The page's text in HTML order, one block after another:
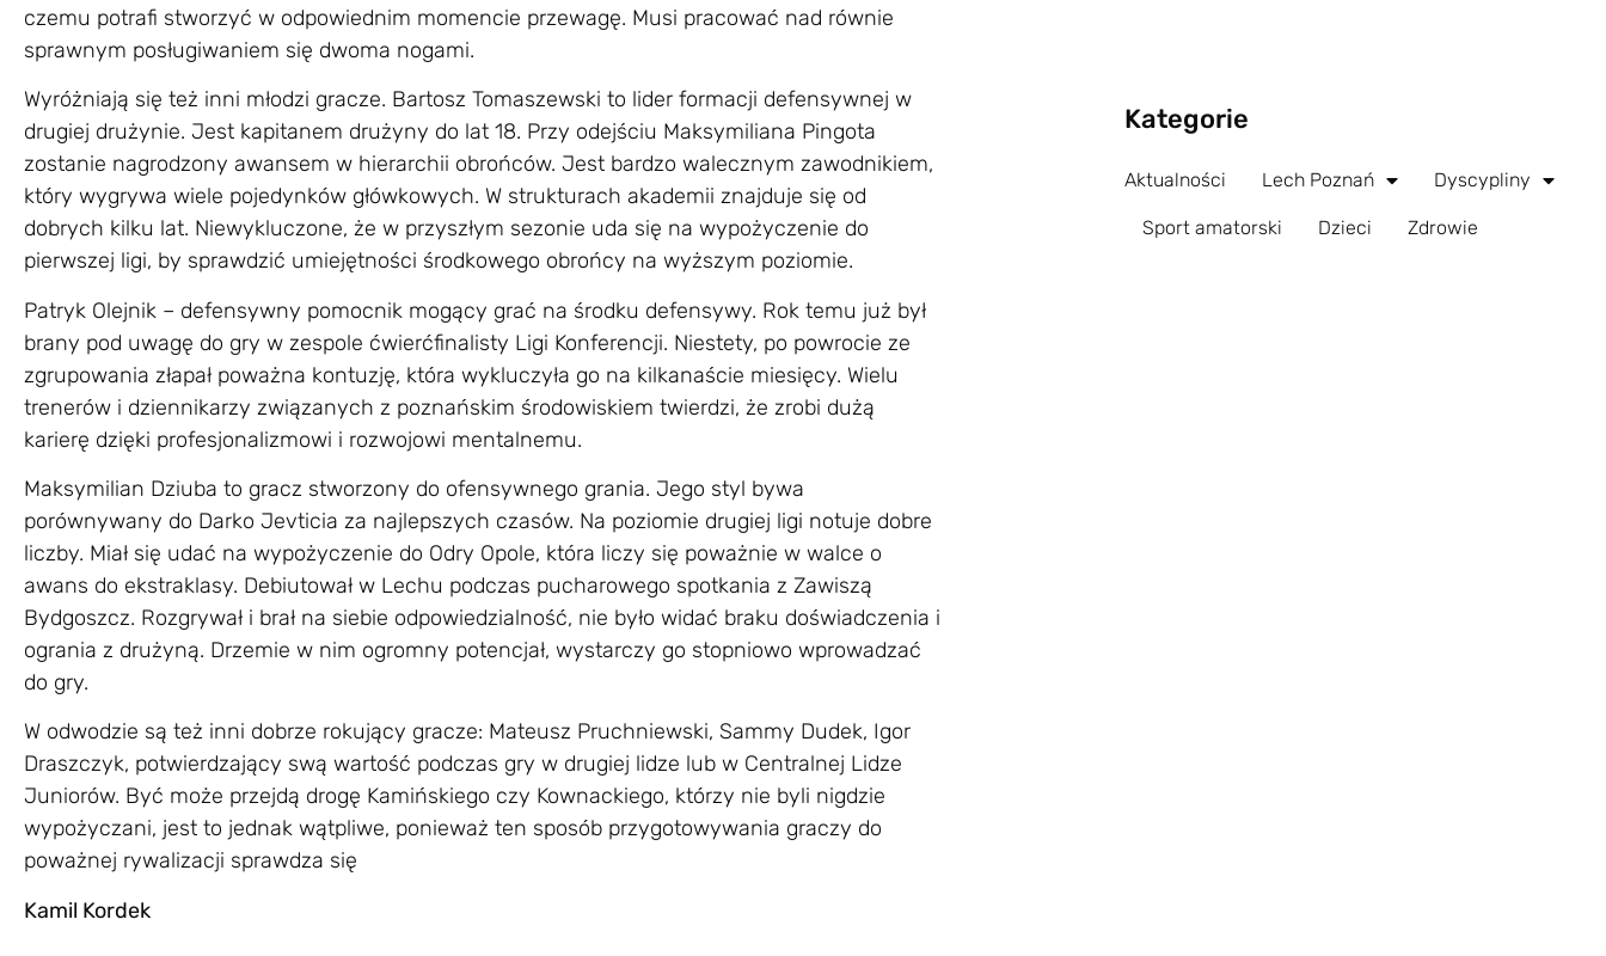
czemu potrafi stworzyć w odpowiednim momencie przewagę. Musi pracować nad równie
sprawnym posługiwaniem się dwoma nogami.
Wyróżniają się też inni młodzi gracze. Bartosz Tomaszewski to lider formacji defensywnej w
drugiej drużynie. Jest kapitanem drużyny do lat 18. Przy odejściu Maksymiliana Pingota
zostanie nagrodzony awansem w hierarchii obrońców. Jest bardzo walecznym zawodnikiem,
który wygrywa wiele pojedynków główkowych. W strukturach akademii znajduje się od
dobrych kilku lat. Niewykluczone, że w przyszłym sezonie uda się na wypożyczenie do
pierwszej ligi, by sprawdzić umiejętności środkowego obrońcy na wyższym poziomie.
Patryk Olejnik – defensywny pomocnik mogący grać na środku defensywy. Rok temu już był
brany pod uwagę do gry w zespole ćwierćfinalisty Ligi Konferencji. Niestety, po powrocie ze
zgrupowania złapał poważna kontuzję, która wykluczyła go na kilkanaście miesięcy. Wielu
trenerów i dziennikarzy związanych z poznańskim środowiskiem twierdzi, że zrobi dużą
karierę dzięki profesjonalizmowi i rozwojowi mentalnemu.
Maksymilian Dziuba to gracz stworzony do ofensywnego grania. Jego styl bywa
porównywany do Darko Jevticia za najlepszych czasów. Na poziomie drugiej ligi notuje dobre
liczby. Miał się udać na wypożyczenie do Odry Opole, która liczy się poważnie w walce o
awans do ekstraklasy. Debiutował w Lechu podczas pucharowego spotkania z Zawiszą
Bydgoszcz. Rozgrywał i brał na siebie odpowiedzialność, nie było widać braku doświadczenia i
ogrania z drużyną. Drzemie w nim ogromny potencjał, wystarczy go stopniowo wprowadzać
do gry.
W odwodzie są też inni dobrze rokujący gracze: Mateusz Pruchniewski, Sammy Dudek, Igor
Draszczyk, potwierdzający swą wartość podczas gry w drugiej lidze lub w Centralnej Lidze
Juniorów. Być może przejdą drogę Kamińskiego czy Kownackiego, którzy nie byli nigdzie
wypożyczani, jest to jednak wątpliwe, ponieważ ten sposób przygotowywania graczy do
poważnej rywalizacji sprawdza się
Kamil Kordek
Kategorie
Aktualności Lech Poznań Dyscypliny
Sport amatorski Dzieci Zdrowie